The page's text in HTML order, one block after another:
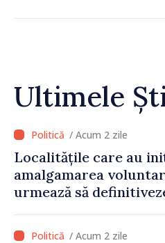
Ultimele
/ Acum 2 zile
Localitățile care au
amalgamarea
urmează să
parcursul lunii august
/ Acum 2 zile